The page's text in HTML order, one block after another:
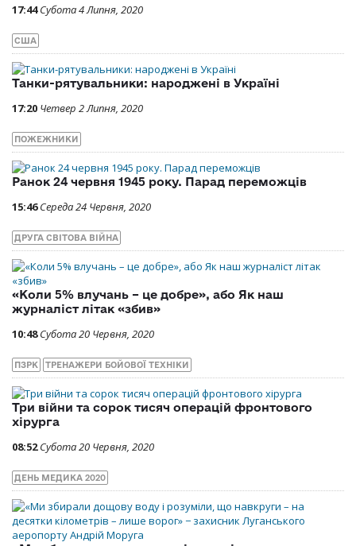
17:44 Субота 4 Липня, 2020
США
Танки-рятувальники: народжені в Україні
17:20 Четвер 2 Липня, 2020
ПОЖЕЖНИКИ
Ранок 24 червня 1945 року. Парад переможців
15:46 Середа 24 Червня, 2020
ДРУГА СВІТОВА ВІЙНА
«Коли 5% влучань – це добре», або Як наш
журналіст літак «збив»
10:48 Субота 20 Червня, 2020
ПЗРК ТРЕНАЖЕРИ БОЙОВОЇ ТЕХНІКИ
Три війни та сорок тисяч операцій фронтового
хірурга
08:52 Субота 20 Червня, 2020
ДЕНЬ МЕДИКА 2020